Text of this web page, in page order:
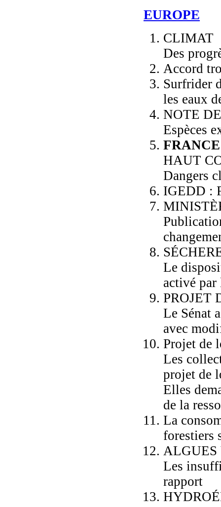
EUROPE
CLIMAT
Des
Accord
Surfrider
les eaux
NOTE
Espèces
FRANCE
HAUT
Dangers
IGEDD :
Le
activé
PROJET
Le Sénat
avec
Projet de
Les
projet de
Elles
de la
La
forestiers
ALGUES
Les
rapport